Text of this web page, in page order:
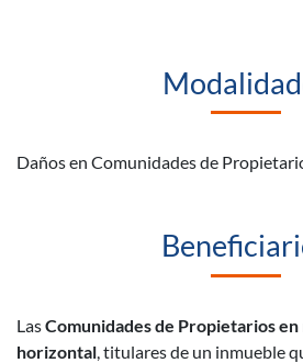
Daños en Comunidades de
LasComunidades de Propietarios
horizontal, titulares de un inmueble